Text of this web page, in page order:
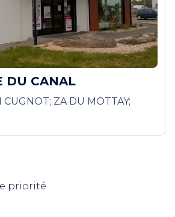
DU CANAL
ZA DU MOTTAY;
priorité